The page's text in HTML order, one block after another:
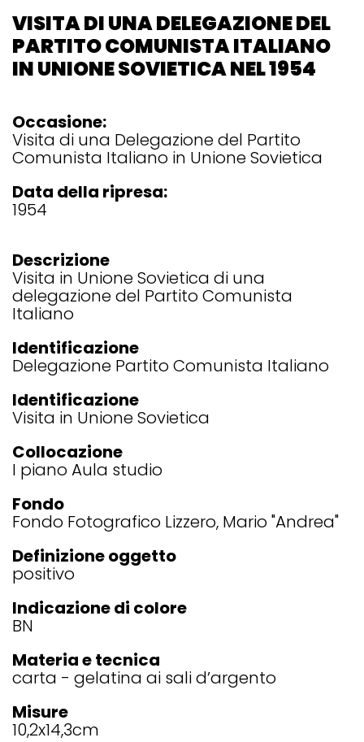
VISITA DI UNA DELEGAZIONE DEL
PARTITO COMUNISTA ITALIANO
IN UNIONE SOVIETICA NEL 1954
Occasione:
Visita di una Delegazione del Partito
Comunista Italiano in Unione Sovietica
Data della ripresa:
1954
Descrizione
Visita in Unione Sovietica di una
delegazione del Partito Comunista
Italiano
Identificazione
Delegazione Partito Comunista Italiano
Identificazione
Visita in Unione Sovietica
Collocazione
I piano Aula studio
Fondo
Fondo Fotografico Lizzero, Mario "Andrea"
Definizione oggetto
positivo
Indicazione di colore
BN
Materia e tecnica
carta - gelatina ai sali d’argento
Misure
10,2x14,3cm